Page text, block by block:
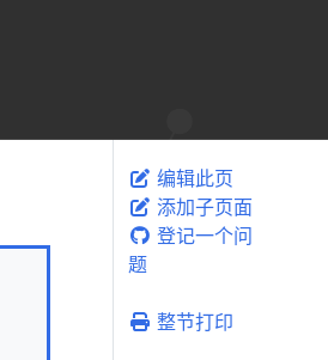
编辑此页
添加子页面
登记一个问
题
整节打印